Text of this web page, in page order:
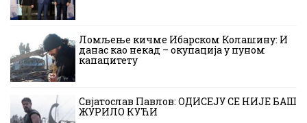
Ломљење кичме Ибарском Колашину: И
данас као некад – окупација у пуном
капацитету
Свјатослав Павлов: ОДИСЕЈУ СЕ НИЈЕ БАШ
ЖУРИЛО КУЋИ